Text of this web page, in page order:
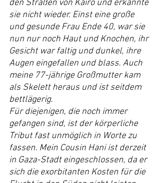
den Straßen von Kairo und erkannte
sie nicht wieder. Einst eine große
und gesunde Frau Ende 40, war sie
nun nur noch Haut und Knochen, ihr
Gesicht war faltig und dunkel, ihre
Augen eingefallen und blass. Auch
meine 77-jährige Großmutter kam
als Skelett heraus und ist seitdem
bettlägerig.
Für diejenigen, die noch immer
gefangen sind, ist der körperliche
Tribut fast unmöglich in Worte zu
fassen. Mein Cousin Hani ist derzeit
in Gaza-Stadt eingeschlossen, da er
sich die exorbitanten Kosten für die